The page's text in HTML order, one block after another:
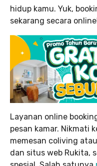
hidup kamu. Yuk,
sekarang secara
Layanan online
pesan kamar. Nikmati
memesan coliving
dan situs web Rukita,